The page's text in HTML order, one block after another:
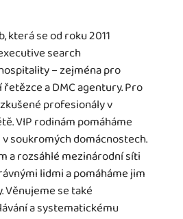
která se od roku 2011
search
– zejména pro
a DMC agentury. Pro
profesionály v
VIP rodinám pomáháme
soukromých domácnostech.
a rozsáhlé mezinárodní síti
lidmi a pomáháme jim
Věnujeme se také
a systematickému